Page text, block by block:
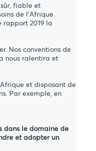
fiable et
de l'Afrique
rapport 2019 la
Nos conventions de
nous ralentira et
et disposant de
Par exemple, en
dans le domaine de
et adopter un